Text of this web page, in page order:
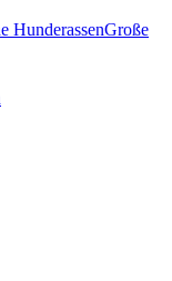
HunderassenGroße